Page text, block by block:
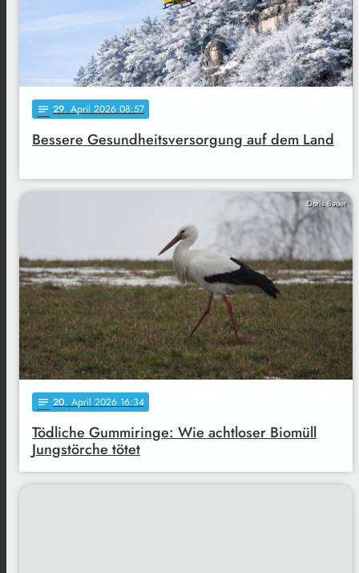
notes 29. April 2026 08:57
Bessere Gesundheitsversorgung auf dem Land
Doris Bauer
notes 20. April 2026 16:34
Tödliche Gummiringe: Wie achtloser Biomüll
Jungstörche tötet